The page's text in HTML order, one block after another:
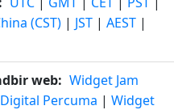
(CST) | JST | AEST |
web: Widget Jam
Percuma | Widget